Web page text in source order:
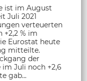
ist im August
Juli 2021
verteuerten
% im
Eurostat heute
mitteilte.
der
Juli noch +2,6
gab...